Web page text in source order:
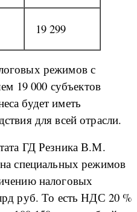
19 299
режимов с
19 000 субъектов
будет иметь
для всей отрасли.
ГД Резника В.М.
специальных режимов
налоговых
руб. То есть НДС 20 %